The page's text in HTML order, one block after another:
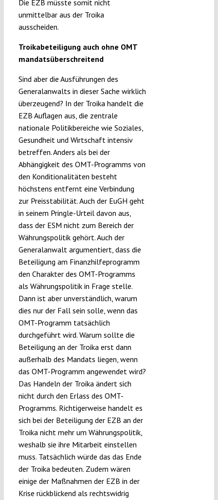
Die EZB müsste somit nicht
unmittelbar aus der Troika
ausscheiden.
Troikabeteiligung auch ohne OMT
mandatsüberschreitend
Sind aber die Ausführungen des
Generalanwalts in dieser Sache wirklich
überzeugend? In der Troika handelt die
EZB Auflagen aus, die zentrale
nationale Politikbereiche wie Soziales,
Gesundheit und Wirtschaft intensiv
betreffen. Anders als bei der
Abhängigkeit des OMT-Programms von
den Konditionalitäten besteht
höchstens entfernt eine Verbindung
zur Preisstabilität. Auch der EuGH geht
in seinem Pringle-Urteil davon aus,
dass der ESM nicht zum Bereich der
Währungspolitik gehört. Auch der
Generalanwalt argumentiert, dass die
Beteiligung am Finanzhilfeprogramm
den Charakter des OMT-Programms
als Währungspolitik in Frage stelle.
Dann ist aber unverständlich, warum
dies nur der Fall sein solle, wenn das
OMT-Programm tatsächlich
durchgeführt wird. Warum sollte die
Beteiligung an der Troika erst dann
außerhalb des Mandats liegen, wenn
das OMT-Programm angewendet wird?
Das Handeln der Troika ändert sich
nicht durch den Erlass des OMT-
Programms. Richtigerweise handelt es
sich bei der Beteiligung der EZB an der
Troika nicht mehr um Währungspolitik,
weshalb sie ihre Mitarbeit einstellen
muss. Tatsächlich würde das das Ende
der Troika bedeuten. Zudem wären
einige der Maßnahmen der EZB in der
Krise rückblickend als rechtswidrig